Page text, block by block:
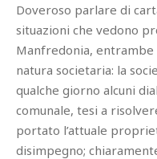
Doveroso parlare di
situazioni che vedono
Manfredonia, entrambe
natura societaria: la
qualche giorno alcuni
comunale, tesi a
portato l’attuale
disimpegno;